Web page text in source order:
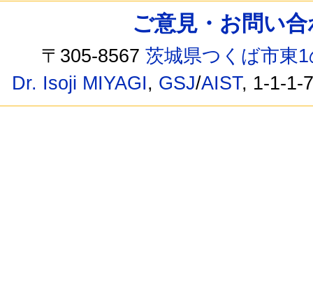
ご意見・お問い
〒305-8567茨城県つくば市東
Dr. Isoji MIYAGI, GSJ/AIST, 1-1-1-